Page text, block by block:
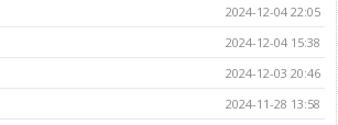
2024-12-04 22:05
2024-12-04 15:38
2024-12-03 20:46
2024-11-28 13:58